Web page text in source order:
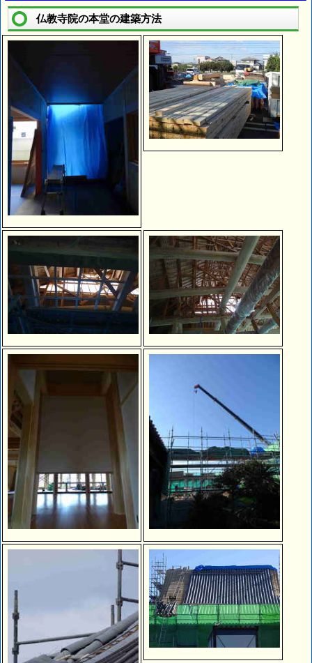
仏教寺院の本堂の建築方法